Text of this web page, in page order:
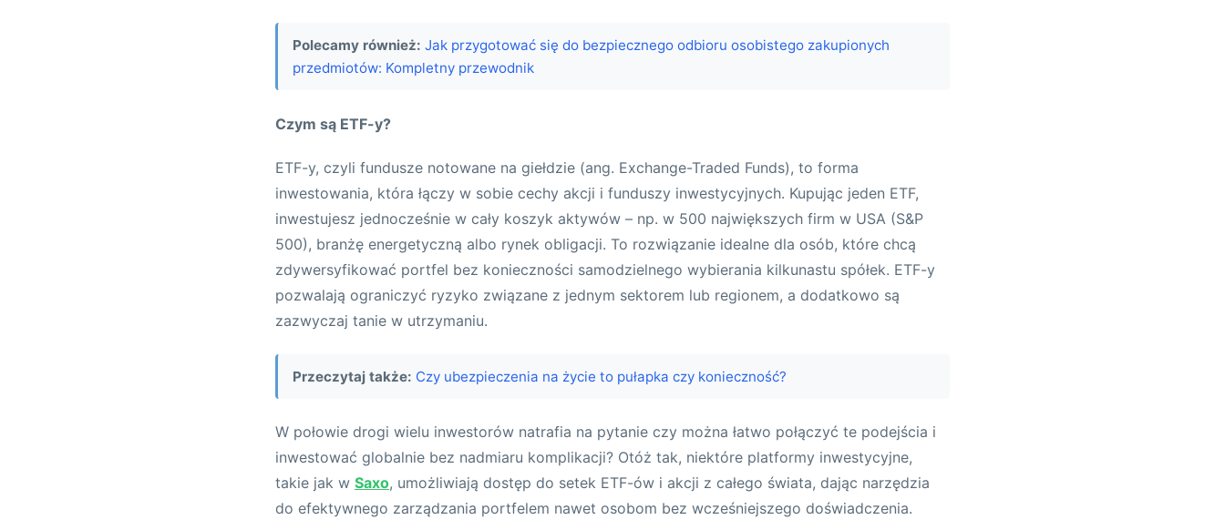
Polecamy również: Jak przygotować się do bezpiecznego odbioru osobistego zakupionych
przedmiotów: Kompletny przewodnik
Czym są ETF-y?
ETF-y, czyli fundusze notowane na giełdzie (ang. Exchange-Traded Funds), to forma
inwestowania, która łączy w sobie cechy akcji i funduszy inwestycyjnych. Kupując jeden ETF,
inwestujesz jednocześnie w cały koszyk aktywów – np. w 500 największych firm w USA (S&P
500), branżę energetyczną albo rynek obligacji. To rozwiązanie idealne dla osób, które chcą
zdywersyfikować portfel bez konieczności samodzielnego wybierania kilkunastu spółek. ETF-y
pozwalają ograniczyć ryzyko związane z jednym sektorem lub regionem, a dodatkowo są
zazwyczaj tanie w utrzymaniu.
Przeczytaj także: Czy ubezpieczenia na życie to pułapka czy konieczność?
W połowie drogi wielu inwestorów natrafia na pytanie czy można łatwo połączyć te podejścia i
inwestować globalnie bez nadmiaru komplikacji? Otóż tak, niektóre platformy inwestycyjne,
takie jak w Saxo, umożliwiają dostęp do setek ETF-ów i akcji z całego świata, dając narzędzia
do efektywnego zarządzania portfelem nawet osobom bez wcześniejszego doświadczenia.